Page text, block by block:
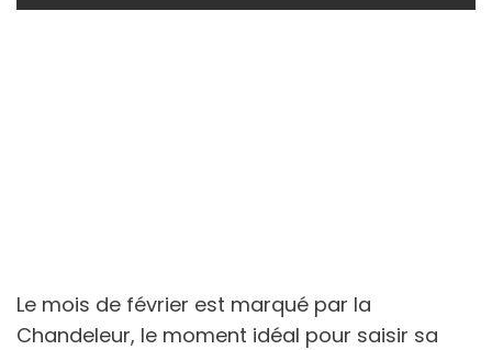
Le mois de février est marqué par la
Chandeleur, le moment idéal pour saisir sa